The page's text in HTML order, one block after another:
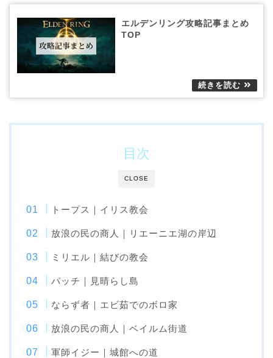
エルデンリング攻略記事まとめ
TOP
CLOSE
目次
トープス｜イリス教会
放浪の民の商人｜リエーニエ湖の岸辺
ミリエル｜結びの教会
パッチ｜見晴らし島
ならず者｜エビ茹でのボロ家
放浪の民の商人｜ベイルム街道
軍師イジー｜城館への道